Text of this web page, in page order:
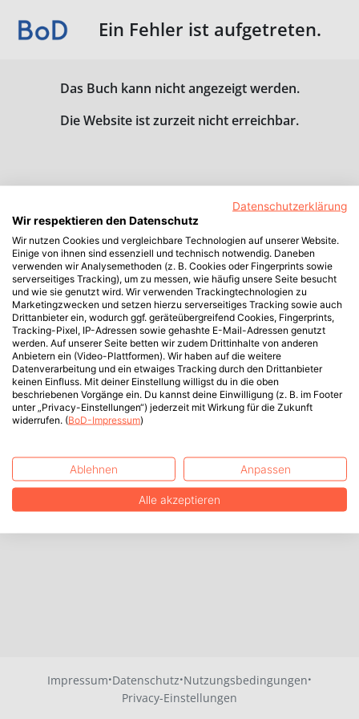
Ein Fehler ist aufgetreten.
Das Buch kann nicht angezeigt werden.
Die Website ist zurzeit nicht erreichbar.
Impressum·Datenschutz·Nutzungsbedingungen·
Privacy-Einstellungen
Datenschutzerklärung
Wir respektieren den Datenschutz
Wir nutzen Cookies und vergleichbare Technologien auf unserer Website.
Einige von ihnen sind essenziell und technisch notwendig. Daneben
verwenden wir Analysemethoden (z. B. Cookies oder Fingerprints sowie
serverseitiges Tracking), um zu messen, wie häufig unsere Seite besucht
und wie sie genutzt wird. Wir verwenden Trackingtechnologien zu
Marketingzwecken und setzen hierzu serverseitiges Tracking sowie auch
Drittanbieter ein, wodurch ggf. geräteübergreifend Cookies, Fingerprints,
Tracking-Pixel, IP-Adressen sowie gehashte E-Mail-Adressen genutzt
werden. Auf unserer Seite betten wir zudem Drittinhalte von anderen
Anbietern ein (Video-Plattformen). Wir haben auf die weitere
Datenverarbeitung und ein etwaiges Tracking durch den Drittanbieter
keinen Einfluss. Mit deiner Einstellung willigst du in die oben
beschriebenen Vorgänge ein. Du kannst deine Einwilligung (z. B. im Footer
unter „Privacy-Einstellungen“) jederzeit mit Wirkung für die Zukunft
widerrufen. (BoD-Impressum)
Ablehnen Anpassen
Alle akzeptieren